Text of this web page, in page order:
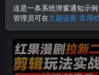
红果漫剧拉新二创剪辑玩
新用户佣金7米，日入4位
这是一条系统弹窗通知示例
管理员可在主题设置-常用